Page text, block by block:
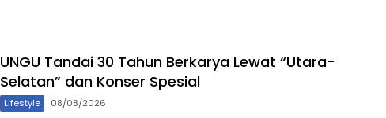
UNGU Tandai 30 Tahun Berkarya Lewat “Utara-
Selatan” dan Konser Spesial
Lifestyle 08/08/2026